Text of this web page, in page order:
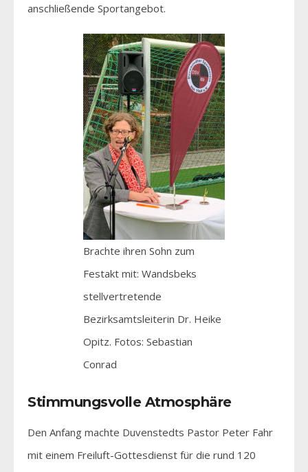
anschließende Sportangebot.
Brachte ihren Sohn zum
Festakt mit: Wandsbeks
stellvertretende
Bezirksamtsleiterin Dr. Heike
Opitz. Fotos: Sebastian
Conrad
Stimmungsvolle Atmosphäre
Den Anfang machte Duvenstedts Pastor Peter Fahr
mit einem Freiluft-Gottesdienst für die rund 120